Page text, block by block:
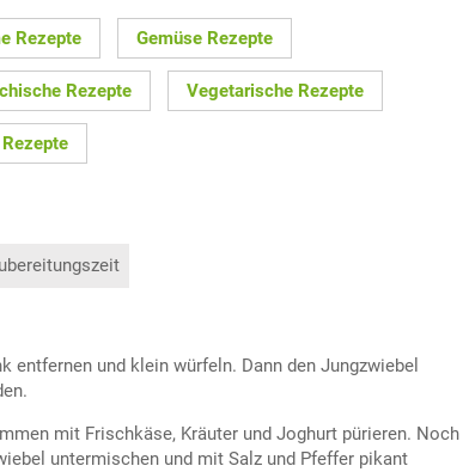
Rezepte Gemüse Rezepte
Rezepte Vegetarische Rezepte
entfernen und klein würfeln. Dann den Jungzwiebel
mit Frischkäse, Kräuter und Joghurt pürieren. Noch
untermischen und mit Salz und Pfeffer pikant